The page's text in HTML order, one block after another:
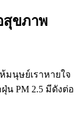
สุขภาพ
มนุษย์เราหายใจ
น PM 2.5 มีดังต่อ